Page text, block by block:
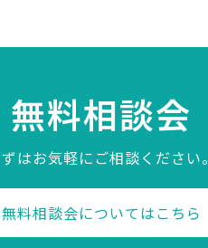
無料相談会
はお気軽にご相談ください。
無料相談会についてはこちら